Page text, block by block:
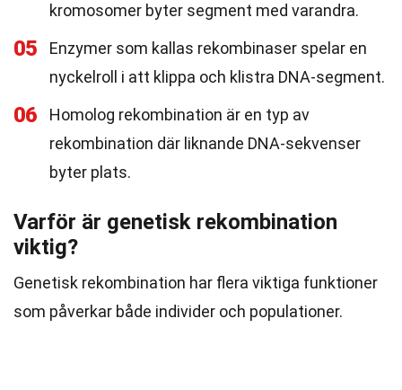
kromosomer byter segment med varandra.
05
Enzymer som kallas rekombinaser spelar en
nyckelroll i att klippa och klistra DNA-segment.
06
Homolog rekombination är en typ av
rekombination där liknande DNA-sekvenser
byter plats.
Varför är genetisk rekombination
viktig?
Genetisk rekombination har flera viktiga funktioner
som påverkar både individer och populationer.